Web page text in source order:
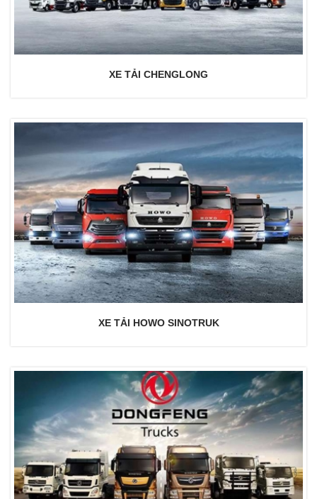
XE TẢI CHENGLONG
XE TẢI HOWO SINOTRUK